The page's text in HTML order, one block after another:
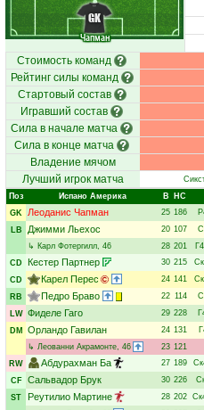
Чапман
GK
Стоимость команд
Рейтинг силы команд
Стартовый состав
Игравший состав
Сила в начале матча
Сила в конце матча
Владение мячом
Лучший игрок матча
Поз Испано Америка В НC
GK
Леоданис Чапман 25 186
LB
Джимми Льехос 20 107
↳ Карл Фотергилл, 46 28 201 Г4
CD
Кестер Партнер 30 215
CD
Карел Перес 24 141
RB
Педро Браво 22 114
LW Фиделе Гаго 29 228
DM
Орландо Гавилан 24 131
↳ Леованни Акрамонте, 46 23 121
RW
Абдурахман Ба 27 189
CF
Сальвадор Брук 30 226
ST
Реутилио Мартине 28 202